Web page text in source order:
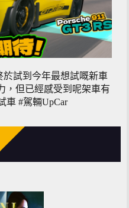
於試到今年最想試嘅新車
，但已經感受到呢架車有
車 #駕輛UpCar